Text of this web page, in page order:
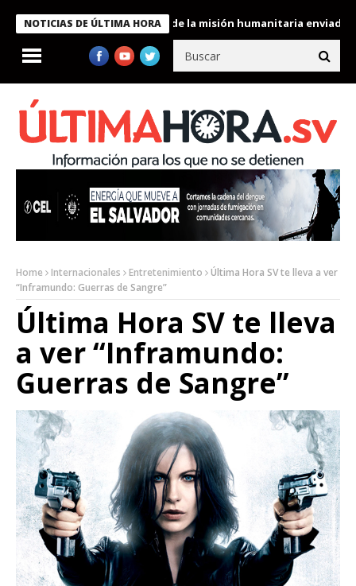
NOTICIAS DE ÚLTIMA HORA
condecora a miembros de la misión humanitaria enviada a
Home Internacionales Entretenimiento
Última Hora SV te lleva a ver
“Inframundo: Guerras de Sangre”
Última Hora SV te lleva
a ver “Inframundo:
Guerras de Sangre”